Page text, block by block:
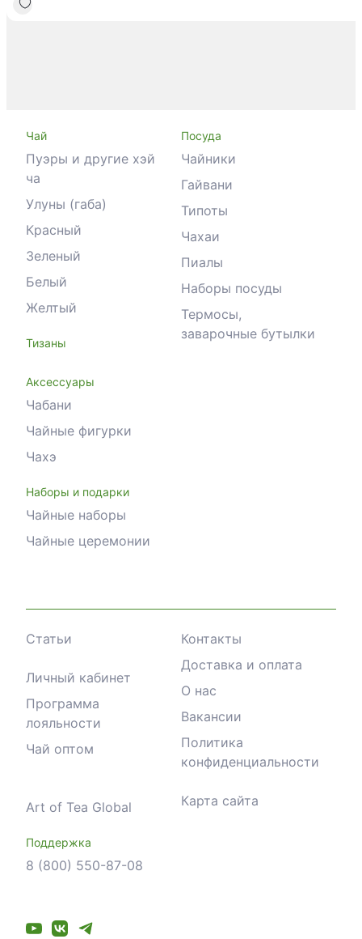
Чай
Пуэры и другие хэй
ча
Улуны (габа)
Красный
Зеленый
Белый
Желтый
Тизаны
Посуда
Чайники
Гайвани
Типоты
Чахаи
Пиалы
Наборы посуды
Термосы,
заварочные бутылки
Аксессуары
Чабани
Чайные фигурки
Чахэ
Наборы и подарки
Чайные наборы
Чайные церемонии
Статьи
Личный кабинет
Программа
лояльности
Чай оптом
Art of Tea Global
Контакты
Доставка и оплата
О нас
Вакансии
Политика
конфиденциальности
Карта сайта
Поддержка
8 (800) 550-87-08